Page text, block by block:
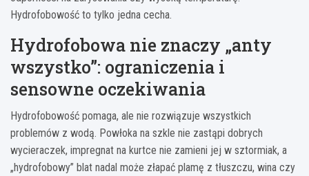
Hydrofobowość to tylko jedna cecha.
Hydrofobowa nie znaczy „anty
wszystko”: ograniczenia i
sensowne oczekiwania
Hydrofobowość pomaga, ale nie rozwiązuje wszystkich
problemów z wodą. Powłoka na szkle nie zastąpi dobrych
wycieraczek, impregnat na kurtce nie zamieni jej w sztormiak, a
„hydrofobowy” blat nadal może złapać plamę z tłuszczu, wina czy